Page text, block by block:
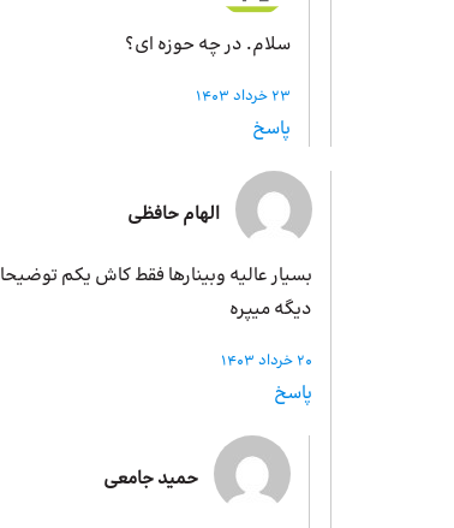
سلام. در چه حوزه ای؟
23 خرداد 1403
پاسخ
الهام حافظی
بسیار عالیه وبینارها فقط کاش یکم
دیگه میپره
20 خرداد 1403
پاسخ
حمید جامعی